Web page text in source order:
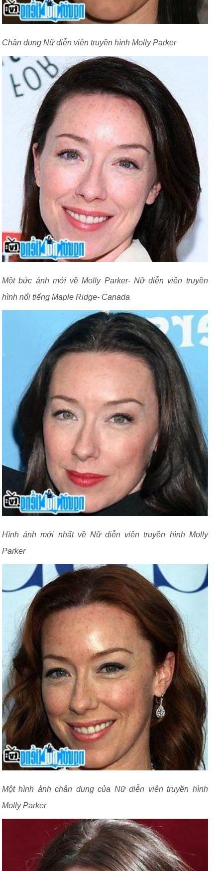
Chân dung Nữ diễn viên truyền hình Molly Parker
Một bức ảnh mới về Molly Parker- Nữ diễn viên truyền
hình nổi tiếng Maple Ridge- Canada
Hình ảnh mới nhất về Nữ diễn viên truyền hình Molly
Parker
Một hình ảnh chân dung của Nữ diễn viên truyền hình
Molly Parker